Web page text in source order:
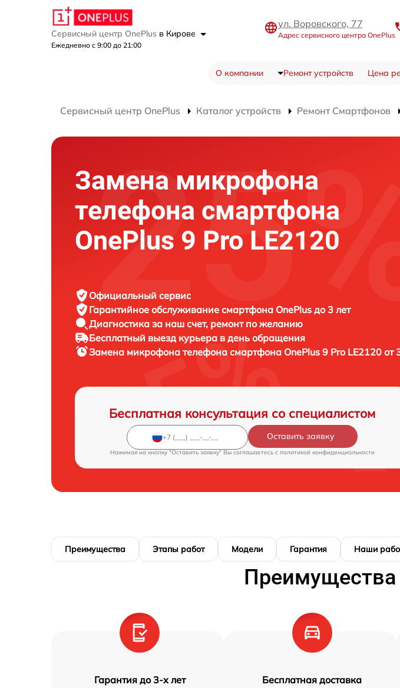
Сервисный центр OnePlus в Кирове
Ежедневно с 9:00 до 21:00
ул. Воровского, 77
Адрес сервисного центра OnePlus
О компании Ремонт устройств Цена
Сервисный центр OnePlus Каталог устройств Ремонт Смартфонов
Замена микрофона
телефона смартфона
OnePlus 9 Pro LE2120
Официальный сервис
Гарантийное обслуживание смартфона OnePlus до 3 лет
Диагностика за наш счет, ремонт по желанию
Бесплатный выезд курьера в день обращения
Замена микрофона телефона смартфона OnePlus 9 Pro LE2120 от
Бесплатная консультация со специалистом
Оставить заявку
Нажимая на кнопку "Оставить заявку" Вы соглашаетесь c политикой конфиденциальности
Преимущества Этапы работ Модели Гарантия Наши
Преимущества
Гарантия до 3-х лет Бесплатная доставка